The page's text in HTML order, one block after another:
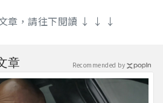
章，請往下閱讀 ↓ ↓ ↓
章 Recommended by